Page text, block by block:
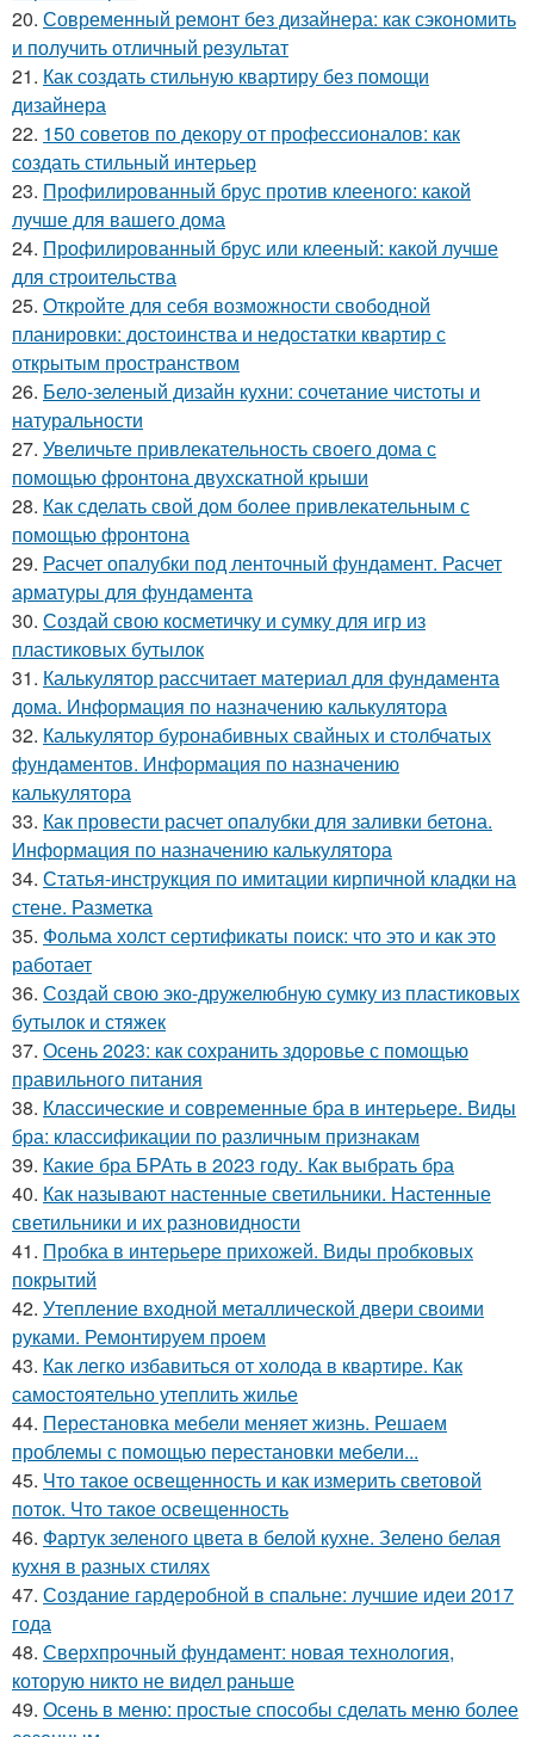
20. Современный ремонт без дизайнера: как сэкономить
и получить отличный результат
21. Как создать стильную квартиру без помощи
дизайнера
22. 150 советов по декору от профессионалов: как
создать стильный интерьер
23. Профилированный брус против клееного: какой
лучше для вашего дома
24. Профилированный брус или клееный: какой лучше
для строительства
25. Откройте для себя возможности свободной
планировки: достоинства и недостатки квартир с
открытым пространством
26. Бело-зеленый дизайн кухни: сочетание чистоты и
натуральности
27. Увеличьте привлекательность своего дома с
помощью фронтона двухскатной крыши
28. Как сделать свой дом более привлекательным с
помощью фронтона
29. Расчет опалубки под ленточный фундамент. Расчет
арматуры для фундамента
30. Создай свою косметичку и сумку для игр из
пластиковых бутылок
31. Калькулятор рассчитает материал для фундамента
дома. Информация по назначению калькулятора
32. Калькулятор буронабивных свайных и столбчатых
фундаментов. Информация по назначению
калькулятора
33. Как провести расчет опалубки для заливки бетона.
Информация по назначению калькулятора
34. Статья-инструкция по имитации кирпичной кладки на
стене. Разметка
35. Фольма холст сертификаты поиск: что это и как это
работает
36. Создай свою эко-дружелюбную сумку из пластиковых
бутылок и стяжек
37. Осень 2023: как сохранить здоровье с помощью
правильного питания
38. Классические и современные бра в интерьере. Виды
бра: классификации по различным признакам
39. Какие бра БРАть в 2023 году. Как выбрать бра
40. Как называют настенные светильники. Настенные
светильники и их разновидности
41. Пробка в интерьере прихожей. Виды пробковых
покрытий
42. Утепление входной металлической двери своими
руками. Ремонтируем проем
43. Как легко избавиться от холода в квартире. Как
самостоятельно утеплить жилье
44. Перестановка мебели меняет жизнь. Решаем
проблемы с помощью перестановки мебели...
45. Что такое освещенность и как измерить световой
поток. Что такое освещенность
46. Фартук зеленого цвета в белой кухне. Зелено белая
кухня в разных стилях
47. Создание гардеробной в спальне: лучшие идеи 2017
года
48. Сверхпрочный фундамент: новая технология,
которую никто не видел раньше
49. Осень в меню: простые способы сделать меню более